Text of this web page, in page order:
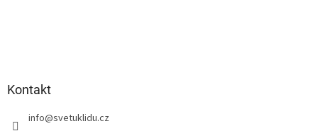
Kontakt
info@svetuklidu.cz